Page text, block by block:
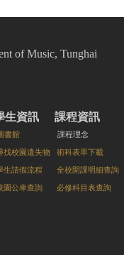
of Music, Tunghai
生資訊
書館
找校園遺失物
生請假流程
園公車查詢
課程資訊
課程理念
術科表單下載
全校開課明細查詢
必修科目表查詢